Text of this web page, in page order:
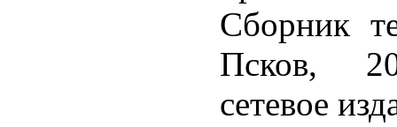
Сборник
Псков,
сетевое